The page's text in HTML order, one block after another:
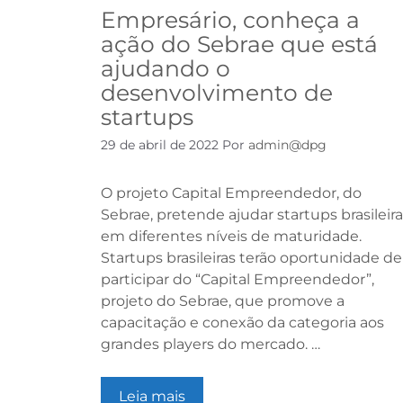
Empresário, conheça a
ação do Sebrae que está
ajudando o
desenvolvimento de
startups
29 de abril de 2022 Por admin@dpg
O projeto Capital Empreendedor, do
Sebrae, pretende ajudar startups
em diferentes níveis de maturidade.
Startups brasileiras terão oportunidade de
participar do “Capital Empreendedor”,
projeto do Sebrae, que promove a
capacitação e conexão da categoria aos
grandes players do mercado. …
Leia mais